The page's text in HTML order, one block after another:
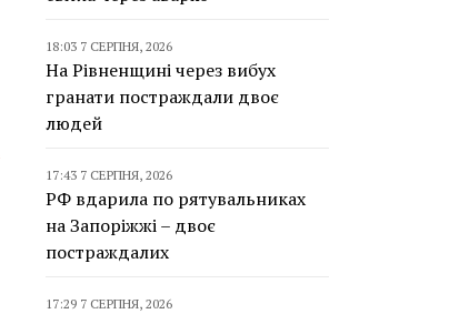
18:03 7 СЕРПНЯ, 2026
На Рівненщині через вибух
гранати постраждали двоє
людей
17:43 7 СЕРПНЯ, 2026
РФ вдарила по рятувальниках
на Запоріжжі – двоє
постраждалих
17:29 7 СЕРПНЯ, 2026